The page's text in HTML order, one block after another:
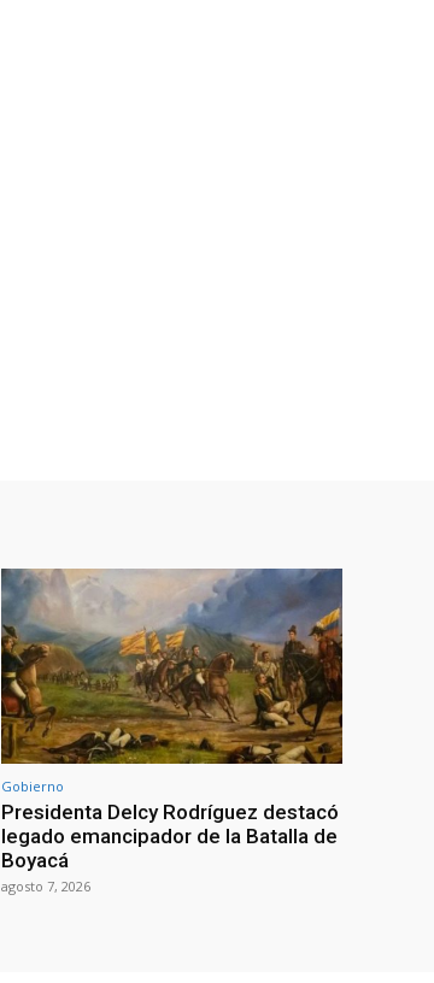
Gobierno
Presidenta Delcy Rodríguez destacó
legado emancipador de la Batalla de
Boyacá
agosto 7, 2026